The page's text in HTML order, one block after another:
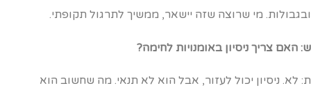
מי שרוצה שזה יישאר, ממשיך לתרגול תקופתי.
האם צריך ניסיון באומנויות לחימה?
לא. ניסיון יכול לעזור, אבל הוא לא תנאי. מה שחשוב הוא